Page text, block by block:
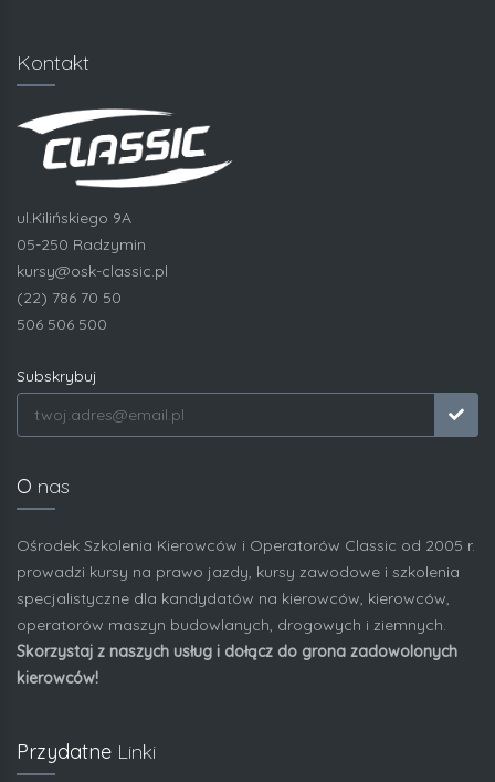
Kontakt
ul.Kilińskiego 9A
05-250 Radzymin
kursy@osk-classic.pl
(22) 786 70 50
506 506 500
Subskrybuj
O nas
Ośrodek Szkolenia Kierowców i Operatorów Classic od 2005 r.
prowadzi kursy na prawo jazdy, kursy zawodowe i szkolenia
specjalistyczne dla kandydatów na kierowców, kierowców,
operatorów maszyn budowlanych, drogowych i ziemnych.
Skorzystaj z naszych usług i dołącz do grona zadowolonych
kierowców!
Przydatne Linki